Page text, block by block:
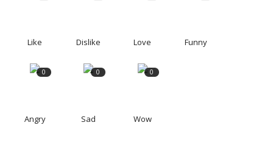
Like Dislike Love Funny
0
Angry
0
Sad
0
Wow